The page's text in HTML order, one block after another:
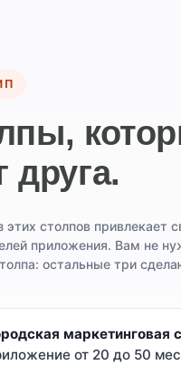
друга.
столпов привлекает
приложения. Вам не
остальные три
маркетинговая
от 20 до 50